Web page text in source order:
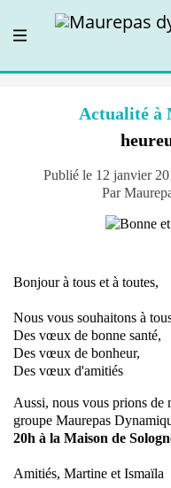
Actualité à
Publié le 12 janvier
Par
Bonjour à tous et à toutes,
Nous vous souhaitons à
Des vœux de bonne santé,
Des vœux de bonheur,
Des vœux d'amitiés
Aussi, nous vous prions de
groupe Maurepas
20h à la Maison de
Amitiés, Martine et Ismaïla